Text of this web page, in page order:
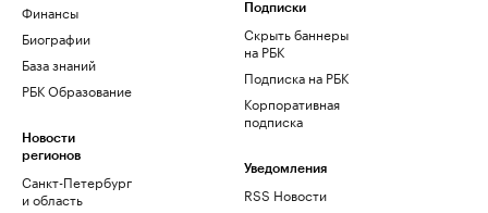
Финансы
Биографии
База знаний
РБК Образование
Новости
регионов
Санкт-Петербург
и область
Подписки
Скрыть баннеры
на РБК
Подписка на РБК
Корпоративная
подписка
Уведомления
RSS Новости